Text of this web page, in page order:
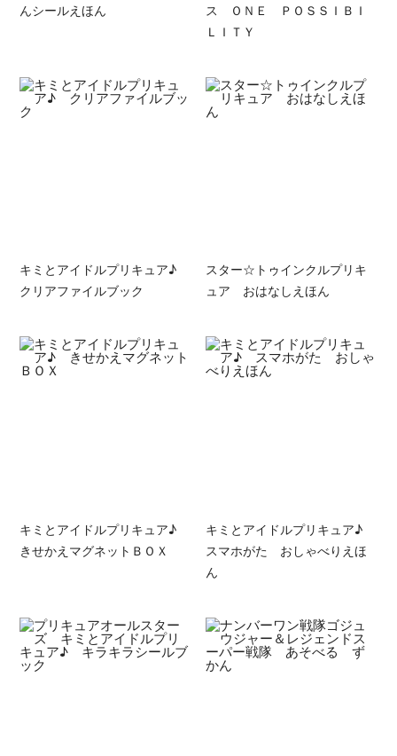
んシールえほん
ス ＯＮＥ ＰＯＳＳＩＢＩ
ＬＩＴＹ
キミとアイドルプリキュア♪
クリアファイルブック
スター☆トゥインクルプリキ
ュア おはなしえほん
キミとアイドルプリキュア♪
きせかえマグネットＢＯＸ
キミとアイドルプリキュア♪
スマホがた おしゃべりえほ
ん